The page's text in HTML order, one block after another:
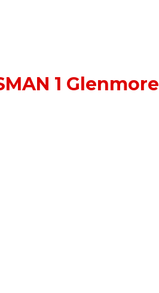
1 Glenmore